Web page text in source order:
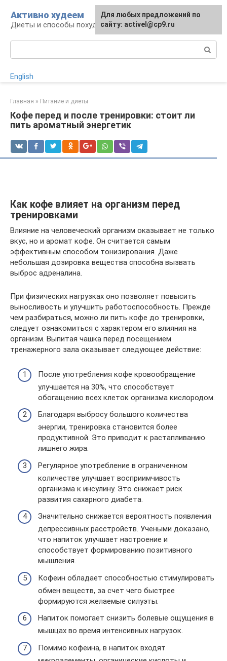
контенту
Активно худеем
Диеты и способы похудения
English
Главная » Питание и диеты
Кофе перед и после тренировки: стоит ли
пить ароматный энергетик
Как кофе влияет на организм перед
тренировками
Влияние на человеческий организм оказывает не только
вкус, но и аромат кофе. Он считается самым
эффективным способом тонизирования. Даже
небольшая дозировка вещества способна вызвать
выброс адреналина.
При физических нагрузках оно позволяет повысить
выносливость и улучшить работоспособность. Прежде
чем разбираться, можно ли пить кофе до тренировки,
следует ознакомиться с характером его влияния на
организм. Выпитая чашка перед посещением
тренажерного зала оказывает следующее действие:
После употребления кофе кровообращение
улучшается на 30%, что способствует
обогащению всех клеток организма кислородом.
Благодаря выбросу большого количества
энергии, тренировка становится более
продуктивной. Это приводит к растапливанию
лишнего жира.
Регулярное употребление в ограниченном
количестве улучшает восприимчивость
организма к инсулину. Это снижает риск
развития сахарного диабета.
Значительно снижается вероятность появления
депрессивных расстройств. Учеными доказано,
что напиток улучшает настроение и
способствует формированию позитивного
мышления.
Кофеин обладает способностью стимулировать
обмен веществ, за счет чего быстрее
формируются желаемые силуэты.
Напиток помогает снизить болевые ощущения в
мышцах во время интенсивных нагрузок.
Помимо кофеина, в напиток входят
Для любых предложений по
сайту: activel@cp9.ru